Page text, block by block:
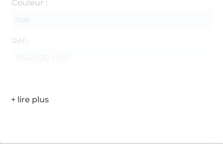
Couleur :
noir
Réf.: